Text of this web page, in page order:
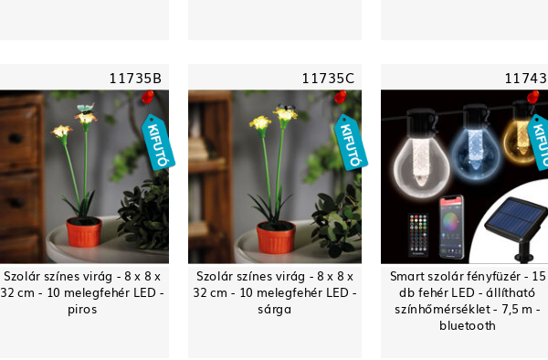
11735B
Szolár színes virág - 8 x 8 x
32 cm - 10 melegfehér LED -
piros
11735C
Szolár színes virág - 8 x 8 x
32 cm - 10 melegfehér LED -
sárga
11743
Smart szolár fényfüzér - 15
db fehér LED - állítható
színhőmérséklet - 7,5 m -
bluetooth